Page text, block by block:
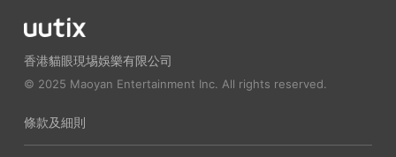
香港貓眼現埸娛樂有限公司
© 2025 Maoyan Entertainment Inc. All rights reserved.
條款及細則